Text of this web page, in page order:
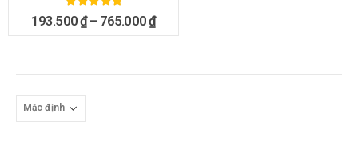
5.00 ngoài 5
193.500₫– 765.000₫